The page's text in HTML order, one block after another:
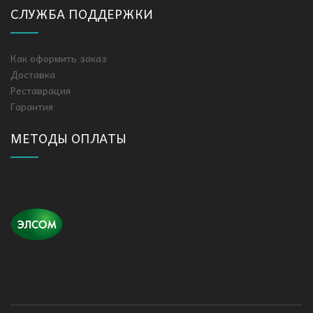
СЛУЖБА ПОДДЕРЖКИ
Как оформить заказ
Доставка
Реставрация
Гарантия
МЕТОДЫ ОПЛАТЫ